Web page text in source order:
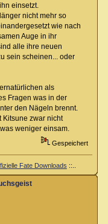
einsetzt.
nicht mehr so
wie nach
Auge in ihr
alle ihre neuen
sein scheinen... oder
als
Fragen was in der
den Nägeln brennt.
Kitsune zwar nicht
weniger einsam.
Gespeichert
Fate Downloads ::..